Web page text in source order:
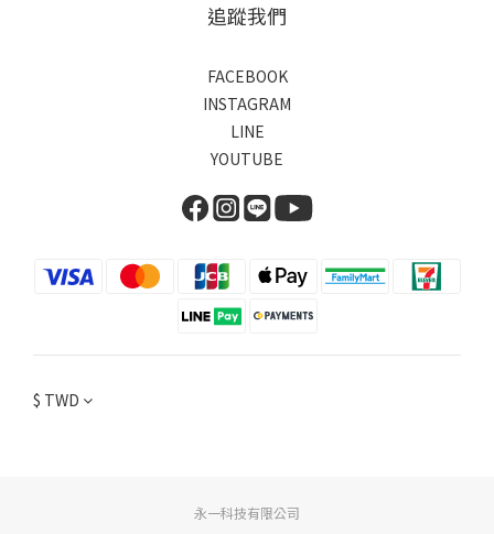
追蹤我們
FACEBOOK
INSTAGRAM
LINE
YOUTUBE
$ TWD
永一科技有限公司